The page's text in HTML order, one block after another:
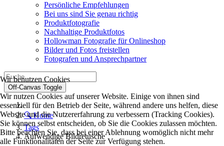
Persönliche Empfehlungen
Bei uns sind Sie genau richtig
Produktfotografie
Nachhaltige Produktfotos
Hollowman Fotografie für Onlineshop
Bilder und Fotos freistellen
Fotografen und Ansprechpartner
Off-Canvas Toggle
🔍 Home
Tags
Aufwendige Bildretusche
Wir benutzen Cookies
Wir nutzen Cookies auf unserer Website. Einige von ihnen sind
essenziell für den Betrieb der Seite, während andere uns helfen, diese
Website und die Nutzererfahrung zu verbessern (Tracking Cookies).
Sie können selbst entscheiden, ob Sie die Cookies zulassen möchten.
Bitte beachten Sie, dass bei einer Ablehnung womöglich nicht mehr
alle Funktionalitäten der Seite zur Verfügung stehen.